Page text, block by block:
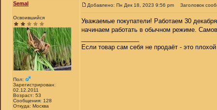
Semal
Освоившийся
Пол:
Зарегистрирован:
02.12.2011
Возраст: 53
Сообщения: 128
Откуда: Москва
Добавлено: Пн Дек 18, 2023 9:56 pm Заголовок
Уважаемые покупатели! Работаем 30
начинаем работать в обычном режиме.
Если товар сам себя не продаёт - это